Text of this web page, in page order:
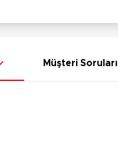
Müşteri Soruları